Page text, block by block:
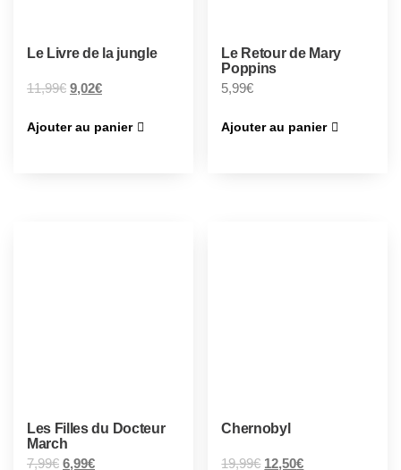
Le Livre de la jungle
11,99€ 9,02€
Ajouter au panier
Le Retour de Mary
Poppins
5,99€
Ajouter au panier
Les Filles du Docteur
March
7,99€ 6,99€
Chernobyl
19,99€ 12,50€